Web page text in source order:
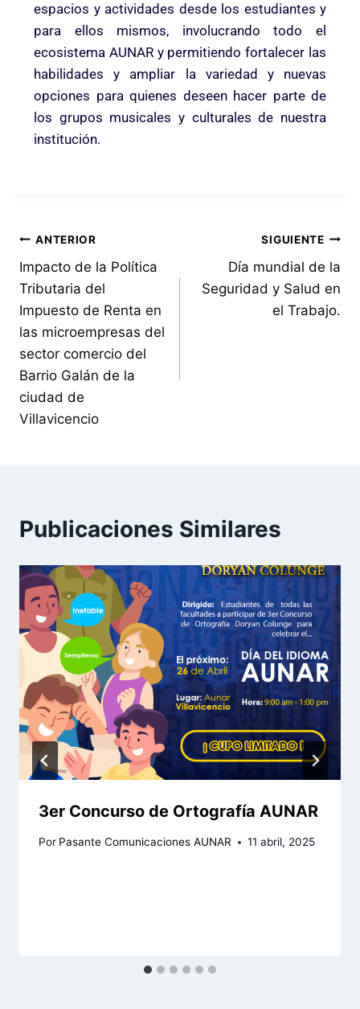
espacios y actividades desde los estudiantes y
para ellos mismos, involucrando todo el
ecosistema AUNAR y permitiendo fortalecer las
habilidades y ampliar la variedad y nuevas
opciones para quienes deseen hacer parte de
los grupos musicales y culturales de nuestra
institución.
ANTERIOR
Impacto de la Política
Tributaria del
Impuesto de Renta en
las microempresas del
sector comercio del
Barrio Galán de la
ciudad de
Villavicencio
SIGUIENTE
Día mundial de la
Seguridad y Salud en
el Trabajo.
Publicaciones Similares
3er Concurso de Ortografía AUNAR
Por Pasante Comunicaciones AUNAR 11 abril, 2025